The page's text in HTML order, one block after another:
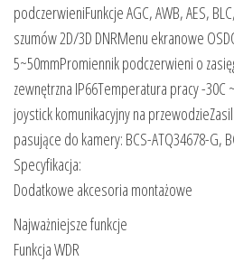
podczerwieniFunkcje AGC, AWB, AES,
szumów 2D/3D DNRMenu ekranowe
5~50mmPromiennik podczerwieni o
zewnętrzna IP66Temperatura pracy -30C
joystick komunikacyjny na
pasujące do kamery: BCS-ATQ34678-G,
Specyfikacja:
Dodatkowe akcesoria montażowe
Najważniejsze funkcje
Funkcja WDR